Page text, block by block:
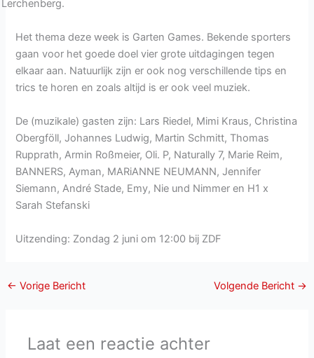
Lerchenberg.
Het thema deze week is Garten Games. Bekende sporters
gaan voor het goede doel vier grote uitdagingen tegen
elkaar aan. Natuurlijk zijn er ook nog verschillende tips en
trics te horen en zoals altijd is er ook veel muziek.
De (muzikale) gasten zijn: Lars Riedel, Mimi Kraus, Christina
Obergföll, Johannes Ludwig, Martin Schmitt, Thomas
Rupprath, Armin Roßmeier, Oli. P, Naturally 7, Marie Reim,
BANNERS, Ayman, MARiANNE NEUMANN, Jennifer
Siemann, André Stade, Emy, Nie und Nimmer en H1 x
Sarah Stefanski
Uitzending: Zondag 2 juni om 12:00 bij ZDF
← Vorige Bericht Volgende Bericht →
Laat een reactie achter